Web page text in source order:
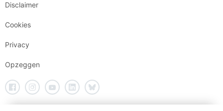
Disclaimer
Cookies
Privacy
Opzeggen